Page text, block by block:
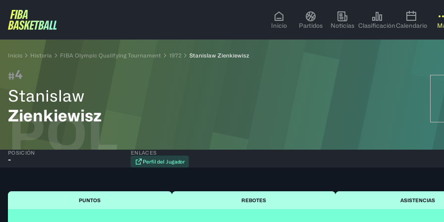
Inicio Partidos Noticias ClasificaciónCalendario
Inicio Historia FIBA Olympic Qualifying Tournament 1972 Stanislaw Zienkiewisz
#4
Stanislaw
Zienkiewisz
POL
POSICIÓN
-
ENLACES
Perfil del Jugador
PUNTOS REBOTES ASISTENCIAS